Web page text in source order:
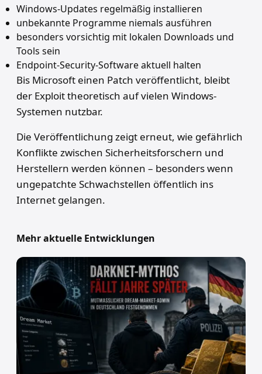
Windows-Updates regelmäßig installieren
unbekannte Programme niemals ausführen
besonders vorsichtig mit lokalen Downloads und
Tools sein
Endpoint-Security-Software aktuell halten
Bis Microsoft einen Patch veröffentlicht, bleibt
der Exploit theoretisch auf vielen Windows-
Systemen nutzbar.
Die Veröffentlichung zeigt erneut, wie gefährlich
Konflikte zwischen Sicherheitsforschern und
Herstellern werden können – besonders wenn
ungepatchte Schwachstellen öffentlich ins
Internet gelangen.
Mehr aktuelle Entwicklungen